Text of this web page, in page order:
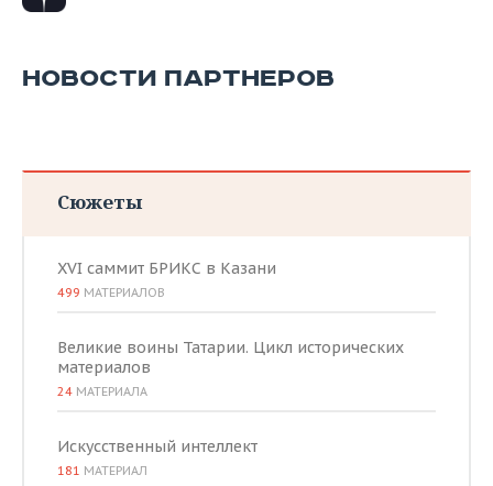
НОВОСТИ ПАРТНЕРОВ
Сюжеты
XVI саммит БРИКС в Казани
499 МАТЕРИАЛОВ
Великие воины Татарии. Цикл исторических
материалов
24 МАТЕРИАЛА
Искусственный интеллект
181 МАТЕРИАЛ